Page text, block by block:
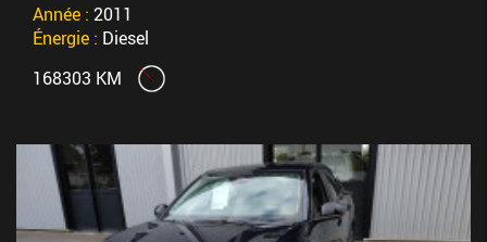
Année : 2011
Énergie : Diesel
168303 KM